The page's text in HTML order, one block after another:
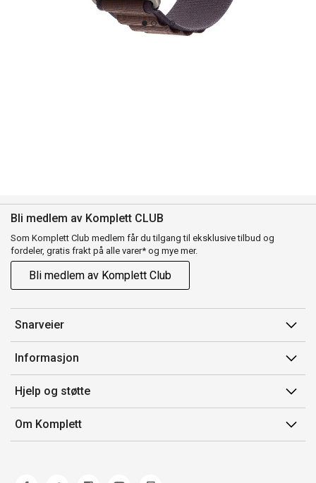
Bli medlem av Komplett CLUB
Som Komplett Club medlem får du tilgang til eksklusive tilbud og
fordeler, gratis frakt på alle varer* og mye mer.
Bli medlem av Komplett Club
Snarveier
Min side
Ordreoversikt
Flex
Komplett Club
Informasjon
Salgsbetingelser
Medlemsvilkår for Komplett Club
Merker/produsent
Hjelp og støtte
Kontakt oss
Kundeservice
Om Komplett